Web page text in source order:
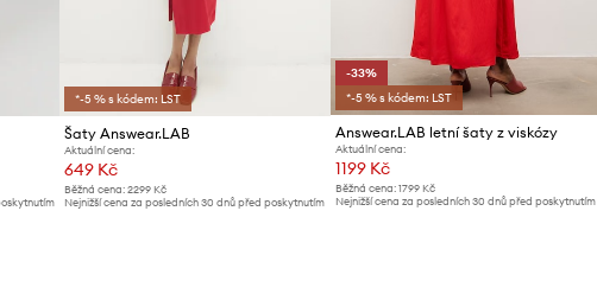
*-5 % s kódem: LST
Šaty Answear.LAB
Aktuální cena:
649 Kč
Běžná cena: 2299 Kč
Nejnižší cena za posledních 30 dnů před poskytnutím
-33%
*-5 % s kódem: LST
Answear.LAB letní šaty z viskózy
Aktuální cena:
1199 Kč
Běžná cena: 1799 Kč
Nejnižší cena za posledních 30 dnů před poskytnutím